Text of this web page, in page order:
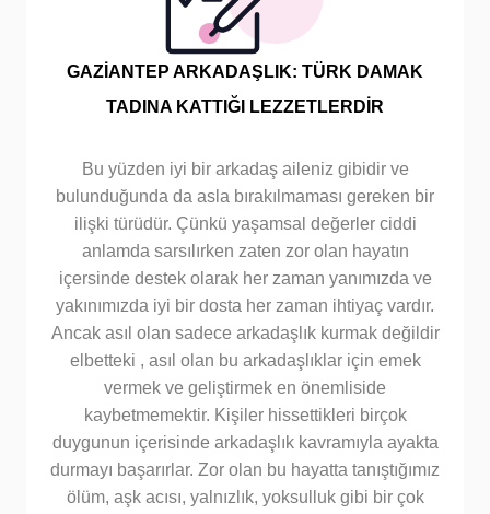
GAZİANTEP ARKADAŞLIK: TÜRK DAMAK
TADINA KATTIĞI LEZZETLERDİR
Bu yüzden iyi bir arkadaş aileniz gibidir ve
bulunduğunda da asla bırakılmaması gereken bir
ilişki türüdür. Çünkü yaşamsal değerler ciddi
anlamda sarsılırken zaten zor olan hayatın
içersinde destek olarak her zaman yanımızda ve
yakınımızda iyi bir dosta her zaman ihtiyaç vardır.
Ancak asıl olan sadece arkadaşlık kurmak değildir
elbetteki , asıl olan bu arkadaşlıklar için emek
vermek ve geliştirmek en önemliside
kaybetmemektir. Kişiler hissettikleri birçok
duygunun içerisinde arkadaşlık kavramıyla ayakta
durmayı başarırlar. Zor olan bu hayatta tanıştığımız
ölüm, aşk acısı, yalnızlık, yoksulluk gibi bir çok